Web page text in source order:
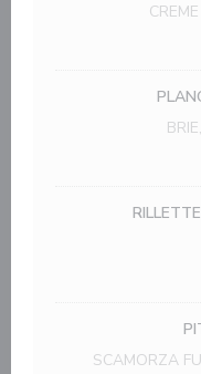
SCAMORZA